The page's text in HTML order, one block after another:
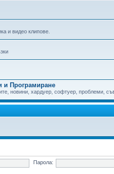
и видео клипове.
и Програмиране
новини, хардуер, софтуер, проблеми,
Парола: